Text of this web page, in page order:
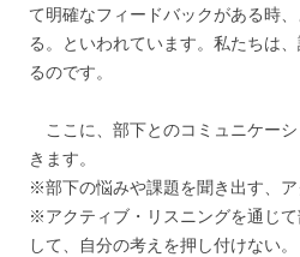
て明確なフィードバックがある時
る。といわれています。私たちは
るのです。
ここに、部下とのコミュニケー
きます。
※部下の悩みや課題を聞き出す、ア
※アクティブ・リスニングを通じ
して、自分の考えを押し付けない。